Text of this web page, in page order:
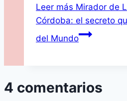
Leer más Mirador de
Córdoba: el secreto
del Mundo
4 comentarios